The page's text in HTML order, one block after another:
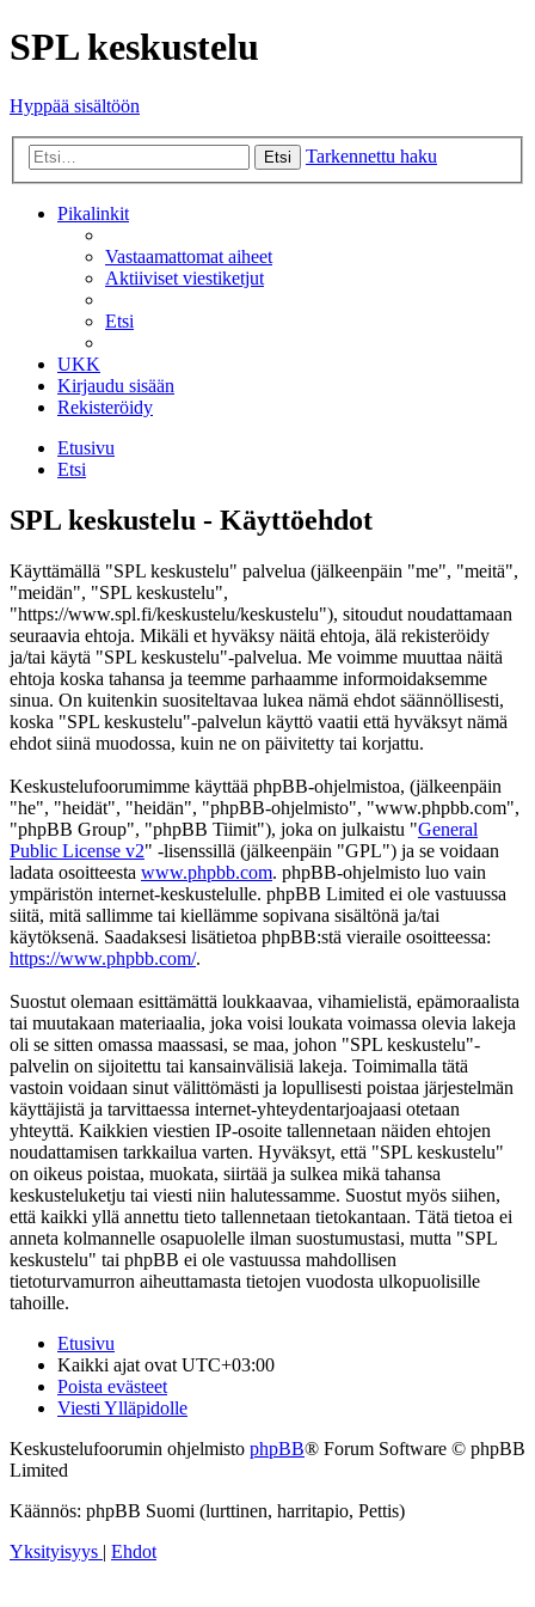
SPL keskustelu
Hyppää sisältöön
Etsi Tarkennettu haku
Pikalinkit
Vastaamattomat aiheet
Aktiiviset viestiketjut
Etsi
UKK
Kirjaudu sisään
Rekisteröidy
Etusivu
Etsi
SPL keskustelu - Käyttöehdot
Käyttämällä "SPL keskustelu" palvelua (jälkeenpäin "me", "meitä",
"meidän", "SPL keskustelu",
"https://www.spl.fi/keskustelu/keskustelu"), sitoudut noudattamaan
seuraavia ehtoja. Mikäli et hyväksy näitä ehtoja, älä rekisteröidy
ja/tai käytä "SPL keskustelu"-palvelua. Me voimme muuttaa näitä
ehtoja koska tahansa ja teemme parhaamme informoidaksemme
sinua. On kuitenkin suositeltavaa lukea nämä ehdot säännöllisesti,
koska "SPL keskustelu"-palvelun käyttö vaatii että hyväksyt nämä
ehdot siinä muodossa, kuin ne on päivitetty tai korjattu.
Keskustelufoorumimme käyttää phpBB-ohjelmistoa, (jälkeenpäin
"he", "heidät", "heidän", "phpBB-ohjelmisto", "www.phpbb.com",
"phpBB Group", "phpBB Tiimit"), joka on julkaistu "General
Public License v2" -lisenssillä (jälkeenpäin "GPL") ja se voidaan
ladata osoitteesta www.phpbb.com. phpBB-ohjelmisto luo vain
ympäristön internet-keskustelulle. phpBB Limited ei ole vastuussa
siitä, mitä sallimme tai kiellämme sopivana sisältönä ja/tai
käytöksenä. Saadaksesi lisätietoa phpBB:stä vieraile osoitteessa:
https://www.phpbb.com/.
Suostut olemaan esittämättä loukkaavaa, vihamielistä, epämoraalista
tai muutakaan materiaalia, joka voisi loukata voimassa olevia lakeja
oli se sitten omassa maassasi, se maa, johon "SPL keskustelu"-
palvelin on sijoitettu tai kansainvälisiä lakeja. Toimimalla tätä
vastoin voidaan sinut välittömästi ja lopullisesti poistaa järjestelmän
käyttäjistä ja tarvittaessa internet-yhteydentarjoajaasi otetaan
yhteyttä. Kaikkien viestien IP-osoite tallennetaan näiden ehtojen
noudattamisen tarkkailua varten. Hyväksyt, että "SPL keskustelu"
on oikeus poistaa, muokata, siirtää ja sulkea mikä tahansa
keskusteluketju tai viesti niin halutessamme. Suostut myös siihen,
että kaikki yllä annettu tieto tallennetaan tietokantaan. Tätä tietoa ei
anneta kolmannelle osapuolelle ilman suostumustasi, mutta "SPL
keskustelu" tai phpBB ei ole vastuussa mahdollisen
tietoturvamurron aiheuttamasta tietojen vuodosta ulkopuolisille
tahoille.
Etusivu
Kaikki ajat ovat UTC+03:00
Poista evästeet
Viesti Ylläpidolle
Keskustelufoorumin ohjelmisto phpBB® Forum Software © phpBB
Limited
Käännös: phpBB Suomi (lurttinen, harritapio, Pettis)
Yksityisyys | Ehdot